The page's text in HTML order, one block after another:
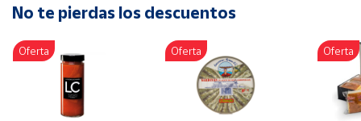
Artesanía
Oficina y
Papelería
Para Canarias,
Ceuta y Melilla
No te pierdas los descuentos
Oferta Oferta Oferta